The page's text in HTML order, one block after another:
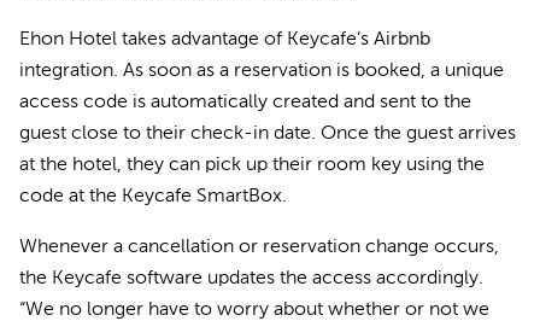
Ehon Hotel takes advantage of Keycafe’s Airbnb
integration. As soon as a reservation is booked, a unique
access code is automatically created and sent to the
guest close to their check-in date. Once the guest arrives
at the hotel, they can pick up their room key using the
code at the Keycafe SmartBox.
Whenever a cancellation or reservation change occurs,
the Keycafe software updates the access accordingly.
“We no longer have to worry about whether or not we